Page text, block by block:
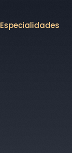
Especialidades